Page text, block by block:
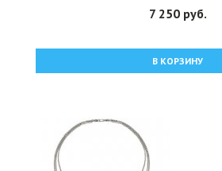
7 250 руб.
В КОРЗИНУ